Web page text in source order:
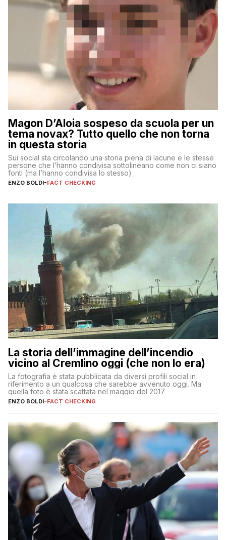
Magon D’Aloia sospeso da scuola per un
tema novax? Tutto quello che non torna
in questa storia
Sui social sta circolando una storia piena di lacune e le stesse
persone che l’hanno condivisa sottolineano come non ci siano
fonti (ma l’hanno condivisa lo stesso)
ENZO BOLDI-FACT CHECKING
La storia dell’immagine dell’incendio
vicino al Cremlino oggi (che non lo era)
La fotografia è stata pubblicata da diversi profili social in
riferimento a un qualcosa che sarebbe avvenuto oggi. Ma
quella foto è stata scattata nel maggio del 2017
ENZO BOLDI-FACT CHECKING